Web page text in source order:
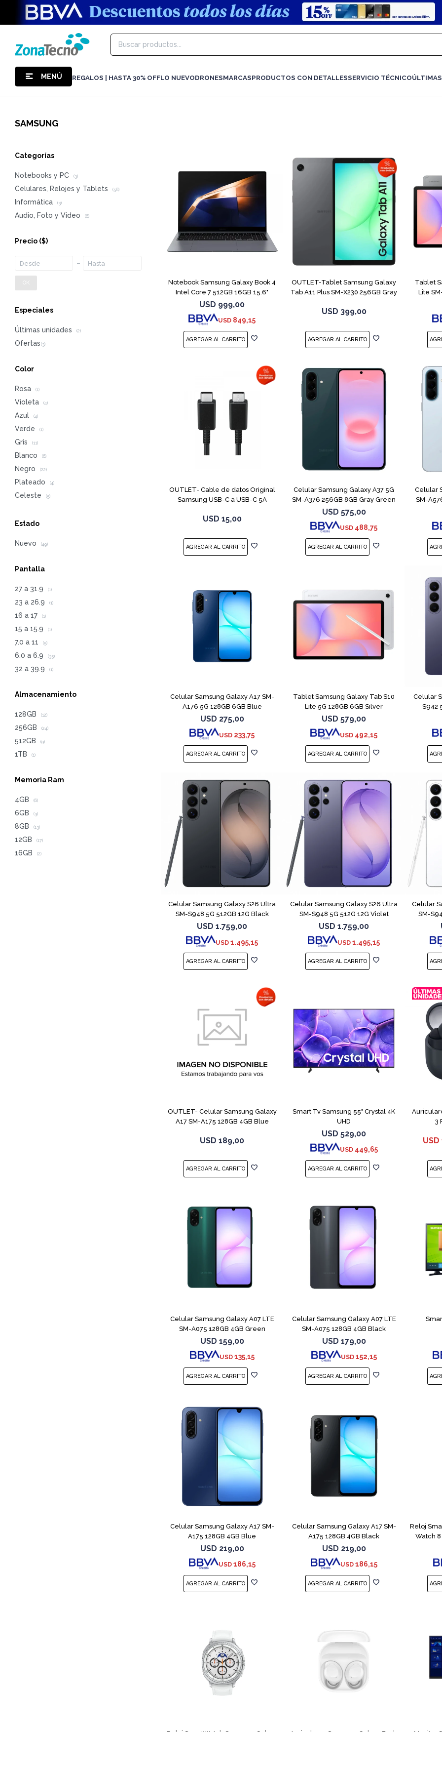
MENÚ REGALOS | HASTA 30% OFFLO NUEVODRONESMARCASPRODUCTOS CON DETALLESSERVICIO TÉCNICO
SAMSUNG
Notebook Samsung Galaxy Book 4
Intel Core 7 512GB 16GB 15.6"
USD 999,00
USD 849,15
OUTLET-Tablet Samsung Galaxy
Tab A11 Plus SM-X230 256GB Gray
USD 399,00
Tablet
Lite
OUTLET- Cable de datos Original
Samsung USB-C a USB-C 5A
USD 15,00
Celular Samsung Galaxy A37 5G
SM-A376 256GB 8GB Gray Green
USD 575,00
USD 488,75
COMPARAR
Celular
SM-
Celular Samsung Galaxy A17 SM-
A176 5G 128GB 6GB Blue
USD 275,00
USD 233,75
Tablet Samsung Galaxy Tab S10
Lite 5G 128GB 6GB Silver
USD 579,00
USD 492,15
Celular
S942
Celular Samsung Galaxy S26 Ultra
SM-S948 5G 512GB 12G Black
USD 1.759,00
USD 1.495,15
COMPARAR
Celular Samsung Galaxy S26 Ultra
SM-S948 5G 512G 12G Violet
USD 1.759,00
USD 1.495,15
COMPARAR
Celular
SM-
OUTLET- Celular Samsung Galaxy
A17 SM-A175 128GB 4GB Blue
USD 189,00
Smart Tv Samsung 55" Crystal 4K
UHD
USD 529,00
USD 449,65
3
USD
Celular Samsung Galaxy A07 LTE
SM-A075 128GB 4GB Green
USD 159,00
USD 135,15
Celular Samsung Galaxy A07 LTE
SM-A075 128GB 4GB Black
USD 179,00
USD 152,15
Celular Samsung Galaxy A17 SM-
A175 128GB 4GB Blue
USD 219,00
USD 186,15
COMPARAR
Celular Samsung Galaxy A17 SM-
A175 128GB 4GB Black
USD 219,00
USD 186,15
Reloj
Watch
Reloj SmartWatch Samsung Galaxy
Auriculares Samsung Galaxy Buds
Monitor
Categorías
Notebooks y PC (3)
Celulares, Relojes y Tablets (56)
Informática (3)
Audio, Foto y Video (6)
Precio ($)
OK
Especiales
Últimas unidades (2)
Color
Rosa (1)
Violeta (4)
Azul (4)
Verde (1)
Gris (11)
Blanco (6)
Negro (22)
Plateado (4)
Celeste (5)
Estado
Nuevo (49)
Pantalla
27 a 31.9 (1)
23 a 26.9 (1)
16 a 17 (1)
15 a 15.9 (1)
7.0 a 11 (5)
6.0 a 6.9 (35)
32 a 39.9 (1)
Almacenamiento
128GB (12)
256GB (24)
512GB (9)
1TB (1)
Memoria Ram
4GB (6)
6GB (3)
8GB (13)
12GB (17)
16GB (2)